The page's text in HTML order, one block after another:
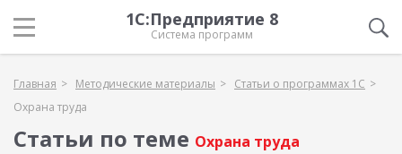
1С:Предприятие 8
Система программ
Главная Методические материалы
Статьи о программах 1С
Охрана труда
Статьи по теме Охрана труда